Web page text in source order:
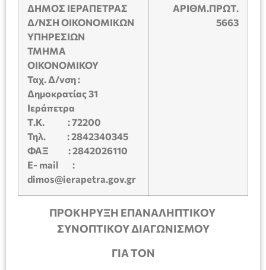
ΔΗΜΟΣ ΙΕΡΑΠΕΤΡΑΣ
Δ/ΝΣΗ ΟΙΚΟΝΟΜΙΚΩΝ
ΥΠΗΡΕΣΙΩΝ
ΤΜΗΜΑ
ΟΙΚΟΝΟΜΙΚΟΥ
Ταχ. Δ/νση :
Δημοκρατίας 31
Ιεράπετρα
Τ.Κ. : 72200
Τηλ. : 2842340345
ΦΑΞ : 2842026110
E- mail :
dimos@ierapetra.gov.gr
ΑΡΙΘΜ.ΠΡΩΤ.
5663
ΠΡΟΚΗΡΥΞΗ ΕΠΑΝΑΛΗΠΤΙΚΟΥ
ΣΥΝΟΠΤΙΚΟΥ ΔΙΑΓΩΝΙΣΜΟΥ
ΓΙΑ ΤΟΝ